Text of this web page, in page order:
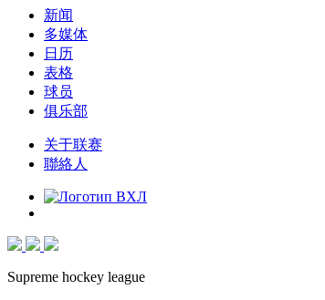
新闻
多媒体
日历
表格
球员
俱乐部
关于联赛
聯絡人
Supreme hockey league